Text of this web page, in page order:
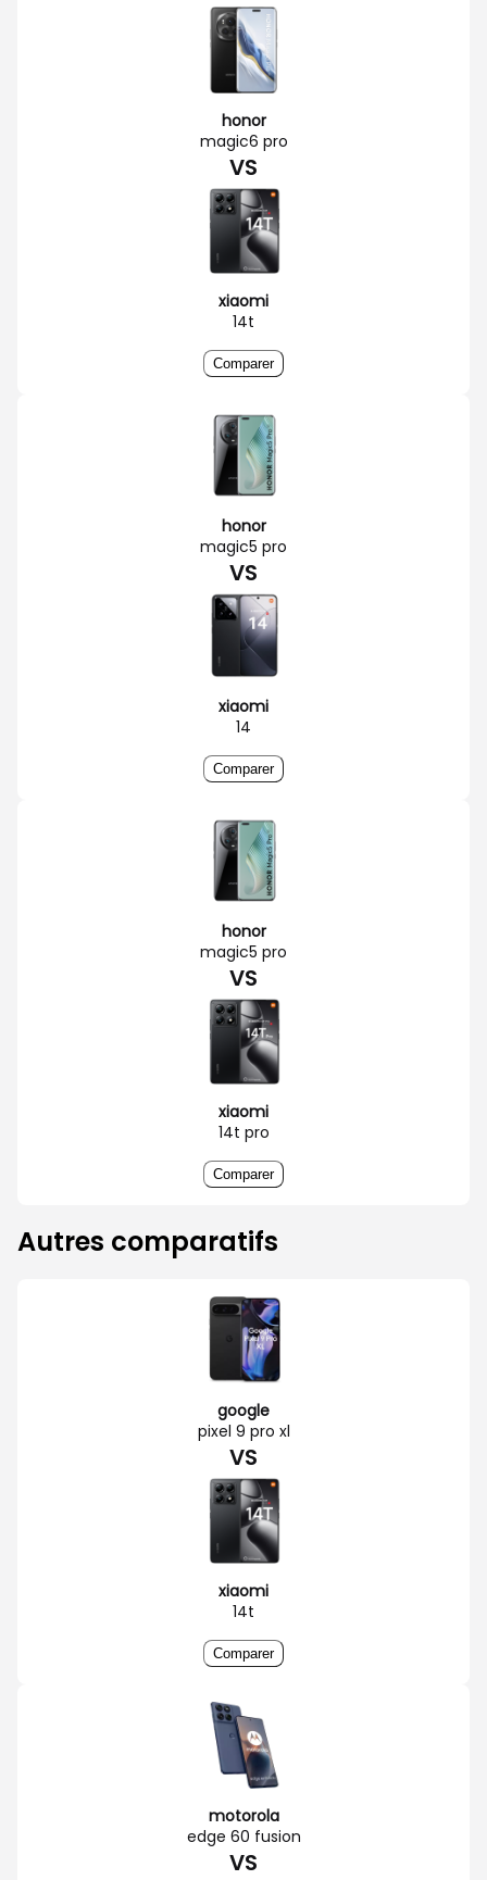
honor
magic6 pro
VS
xiaomi
14t
Comparer
honor
magic5 pro
VS
xiaomi
14
Comparer
honor
magic5 pro
VS
xiaomi
14t pro
Comparer
Autres comparatifs
google
pixel 9 pro xl
VS
xiaomi
14t
Comparer
motorola
edge 60 fusion
VS